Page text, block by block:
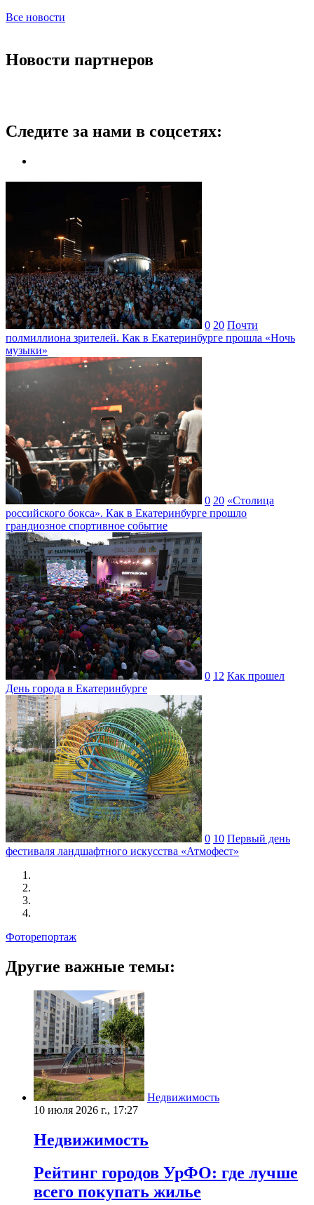
Все новости
Новости партнеров
Следите за нами в соцсетях:
0 20 Почти
полмиллиона зрителей. Как в Екатеринбурге прошла «Ночь
музыки»
0 20 «Столица
российского бокса». Как в Екатеринбурге прошло
грандиозное спортивное событие
0 12 Как прошел
День города в Екатеринбурге
0 10 Первый день
фестиваля ландшафтного искусства «Атмофест»
Фоторепортаж
Другие важные темы:
Недвижимость
10 июля 2026 г., 17:27
Недвижимость
Рейтинг городов УрФО: где лучше
всего покупать жилье